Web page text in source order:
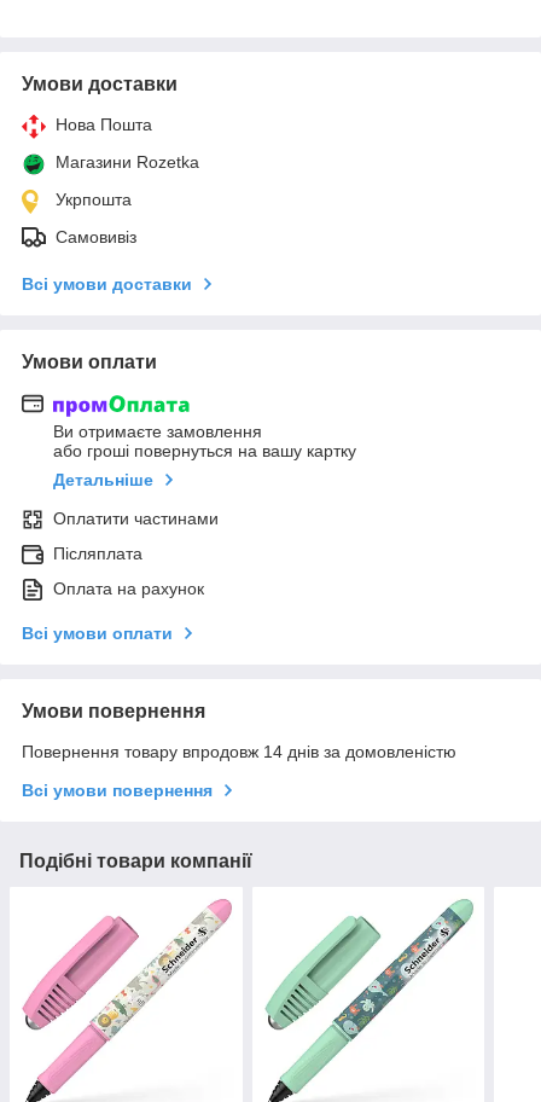
Умови доставки
Нова Пошта
Магазини Rozetka
Укрпошта
Самовивіз
Всі умови доставки
Умови оплати
Ви отримаєте замовлення
або гроші повернуться на вашу картку
Детальніше
Оплатити частинами
Післяплата
Оплата на рахунок
Всі умови оплати
Умови повернення
Повернення товару впродовж 14 днів за домовленістю
Всі умови повернення
Подібні товари компанії